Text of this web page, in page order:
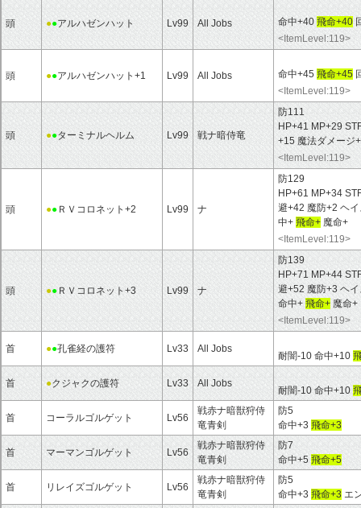
頭 ●●アルハゼンハット Lv99 All Jobs 命中+40 飛命+40
<ItemLevel:119>
頭 ●●アルハゼンハット+1 Lv99 All Jobs 命中+45 飛命+45
<ItemLevel:119>
頭 ●●ターミナルヘルム Lv99 戦ナ暗侍竜
防111
HP+41 MP+29
+15 魔法ダメージ
<ItemLevel:119>
頭 ●● ＲＶコロネット+2 Lv99 ナ
防129
HP+61 MP+34
避+42 魔防+2 ヘ
中+ 飛命+ 魔命+
<ItemLevel:119>
頭 ●● ＲＶコロネット+3 Lv99 ナ
防139
HP+71 MP+44
避+52 魔防+3 ヘ
命中+ 飛命+ 魔命+
<ItemLevel:119>
首 ●●孔雀経の護符 Lv33 All Jobs
耐闇-10 命中+10
首 ●クジャクの護符 Lv33 All Jobs
耐闇-10 命中+10
首 コーラルゴルゲット Lv56
戦赤ナ暗獣狩侍
竜青剣
防5
命中+3 飛命+3
首 マーマンゴルゲット Lv56
戦赤ナ暗獣狩侍
竜青剣
防7
命中+5 飛命+5
首 リレイズゴルゲット Lv56
戦赤ナ暗獣狩侍
竜青剣
防5
命中+3 飛命+3 エ